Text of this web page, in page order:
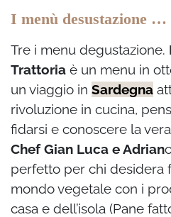
I menù desustazione …
Tre i menu degustazione.
Trattoria è un menu in
un viaggio in Sardegna
rivoluzione in cucina,
fidarsi e conoscere la
Chef Gian Luca e Adrian
perfetto per chi desidera
mondo vegetale con i
casa e dell’isola (Pane